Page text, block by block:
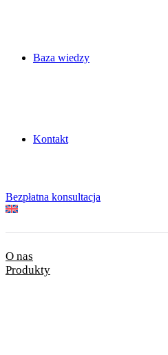
Baza wiedzy
Kontakt
Bezpłatna konsultacja
O nas
Produkty